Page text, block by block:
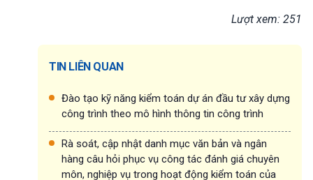
Lượt xem: 251
TIN LIÊN QUAN
Đào tạo kỹ năng kiểm toán dự án đầu tư xây dựng
công trình theo mô hình thông tin công trình
Rà soát, cập nhật danh mục văn bản và ngân
hàng câu hỏi phục vụ công tác đánh giá chuyên
môn, nghiệp vụ trong hoạt động kiểm toán của